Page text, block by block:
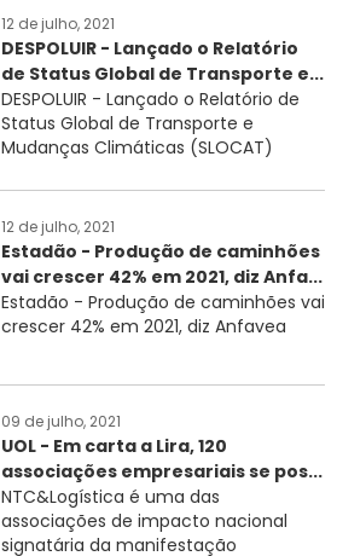
12 de julho, 2021
DESPOLUIR - Lançado o Relatório
de Status Global de Transporte e...
DESPOLUIR - Lançado o Relatório de
Status Global de Transporte e
Mudanças Climáticas (SLOCAT)
12 de julho, 2021
Estadão - Produção de caminhões
vai crescer 42% em 2021, diz Anfa...
Estadão - Produção de caminhões vai
crescer 42% em 2021, diz Anfavea
09 de julho, 2021
UOL - Em carta a Lira, 120
associações empresariais se pos...
NTC&Logística é uma das
associações de impacto nacional
signatária da manifestação